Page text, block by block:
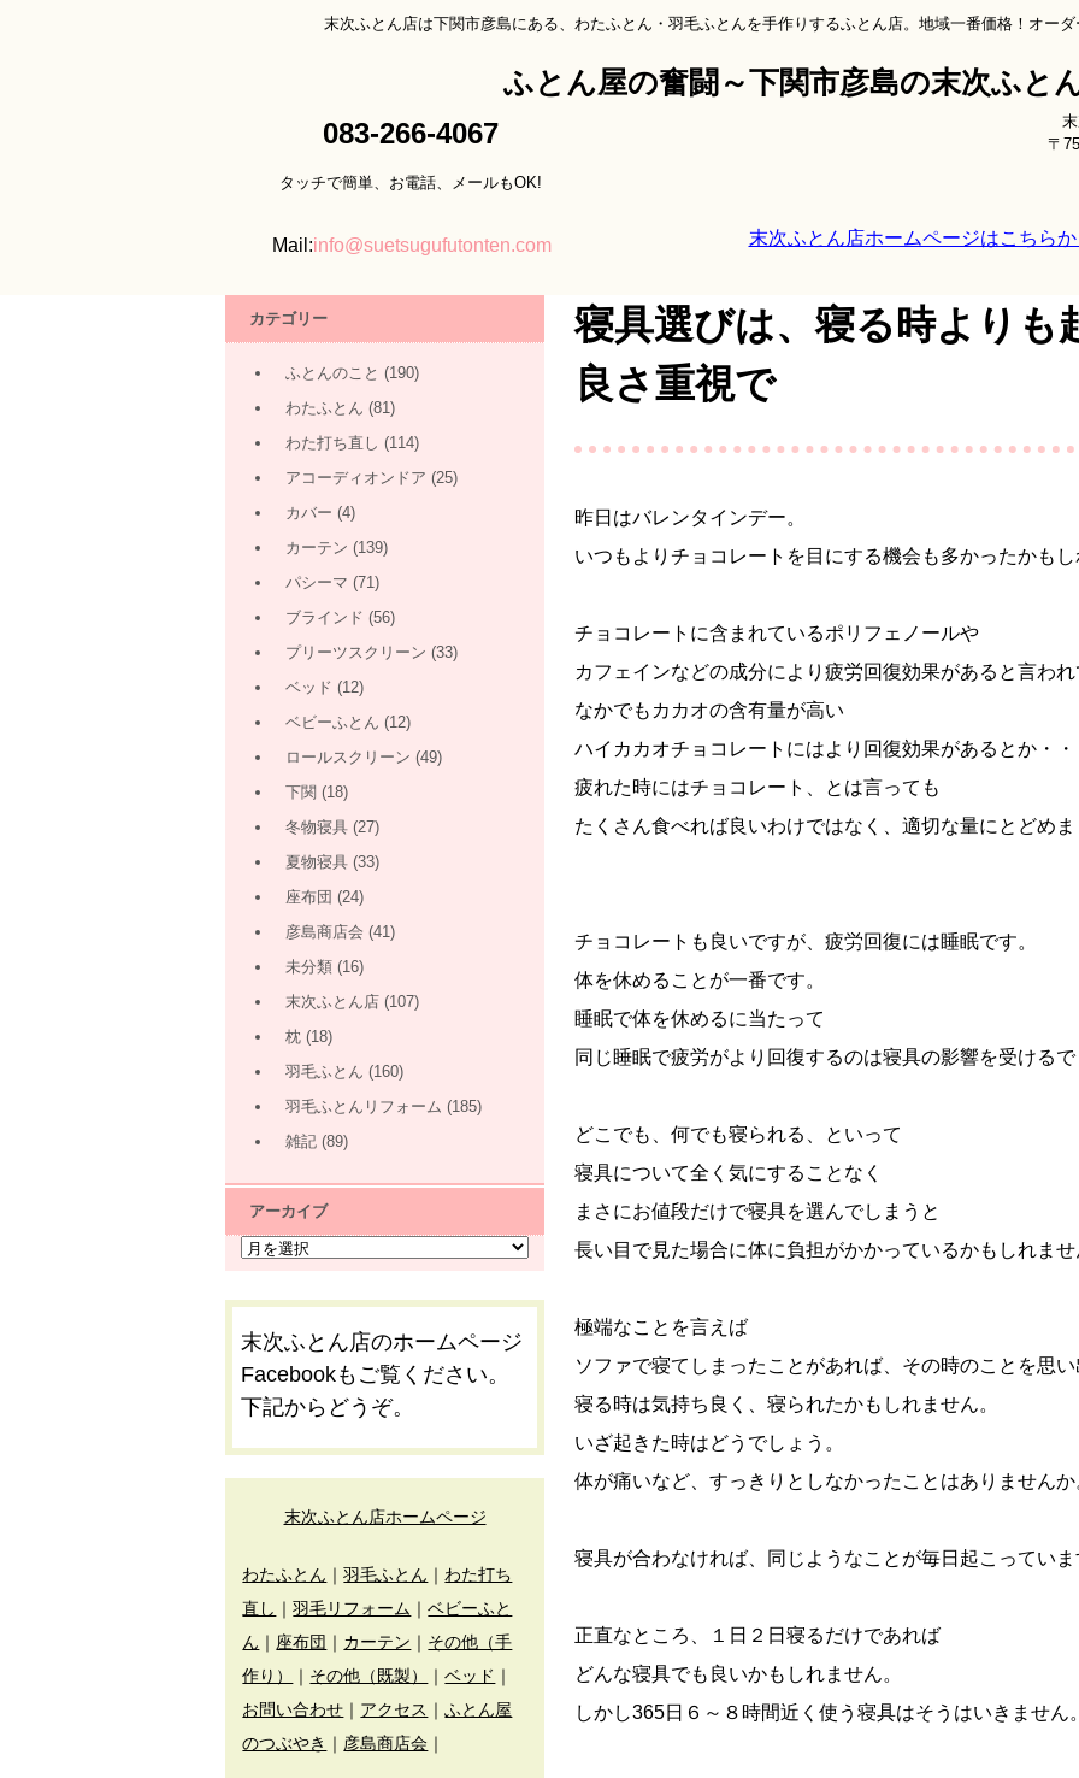
ふとん屋の奮闘～下関市彦島の末次ふと
末次ふとん店は下関市彦島にある、わたふとん・羽毛ふとんを手作りするふとん店。地域一番価格！オーダ
083-266-4067
タッチで簡単、お電話、メールもOK!
Mail:info@suetsugufutonten.com
〒
末次ふとん店ホームページはこちらか
寝具選びは、寝る時よりも
良さ重視で
昨日はバレンタインデー。
いつもよりチョコレートを目にする機会も多かったかもし
チョコレートに含まれているポリフェノールや
カフェインなどの成分により疲労回復効果があると言われ
なかでもカカオの含有量が高い
ハイカカオチョコレートにはより回復効果があるとか・・
疲れた時にはチョコレート、とは言っても
たくさん食べれば良いわけではなく、適切な量にとどめま
チョコレートも良いですが、疲労回復には睡眠です。
体を休めることが一番です。
睡眠で体を休めるに当たって
同じ睡眠で疲労がより回復するのは寝具の影響を受けるで
どこでも、何でも寝られる、といって
寝具について全く気にすることなく
まさにお値段だけで寝具を選んでしまうと
長い目で見た場合に体に負担がかかっているかもしれませ
極端なことを言えば
ソファで寝てしまったことがあれば、その時のことを思い
寝る時は気持ち良く、寝られたかもしれません。
いざ起きた時はどうでしょう。
体が痛いなど、すっきりとしなかったことはありませんか
寝具が合わなければ、同じようなことが毎日起こっていま
正直なところ、１日２日寝るだけであれば
どんな寝具でも良いかもしれません。
しかし365日６～８時間近く使う寝具はそうはいきません。
カテゴリー
ふとんのこと (190)
わたふとん (81)
わた打ち直し (114)
アコーディオンドア (25)
カバー (4)
カーテン (139)
パシーマ (71)
ブラインド (56)
プリーツスクリーン (33)
ベッド (12)
ベビーふとん (12)
ロールスクリーン (49)
下関 (18)
冬物寝具 (27)
夏物寝具 (33)
座布団 (24)
彦島商店会 (41)
未分類 (16)
末次ふとん店 (107)
枕 (18)
羽毛ふとん (160)
羽毛ふとんリフォーム (185)
雑記 (89)
アーカイブ
末次ふとん店のホームページ
Facebookもご覧ください。
下記からどうぞ。
末次ふとん店ホームページ
わたふとん ｜羽毛ふとん ｜ わた打ち
直し ｜羽毛リフォーム ｜ベビーふと
ん ｜ 座布団 ｜ カーテン ｜ その他（手
作り）
｜ その他（既製） ｜ベッド ｜
お問い合わせ ｜ アクセス ｜ふとん屋
のつぶやき ｜ 彦島商店会 ｜